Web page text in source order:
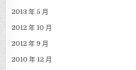
2013 年 5 月
2012 年 10 月
2012 年 9 月
2010 年 12 月